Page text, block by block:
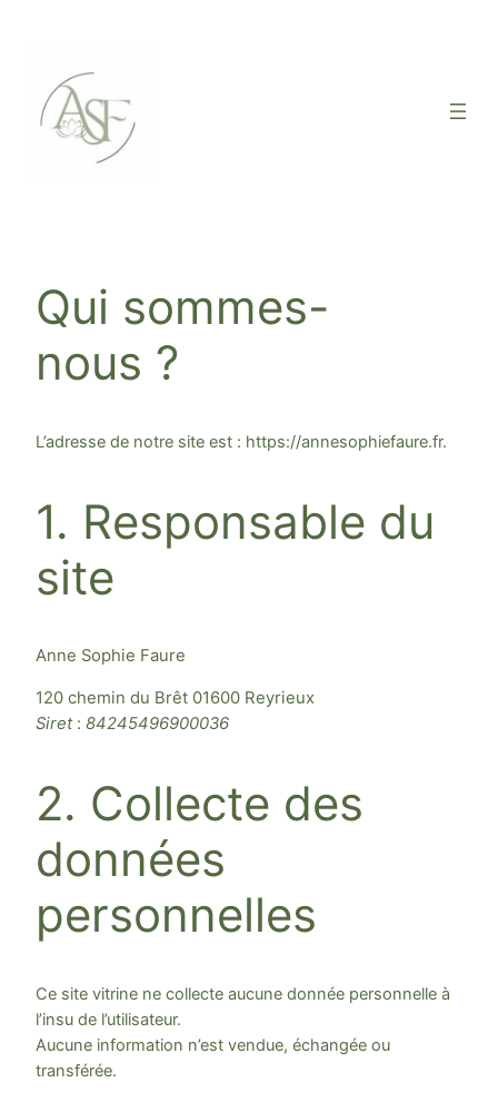
Qui sommes-
nous ?
L’adresse de notre site est : https://annesophiefaure.fr.
1. Responsable du
site
Anne Sophie Faure
120 chemin du Brêt 01600 Reyrieux
Siret: 84245496900036
2. Collecte des
données
personnelles
Ce site vitrine ne collecte aucune donnée personnelle à
l’insu de l’utilisateur.
Aucune information n’est vendue, échangée ou
transférée.